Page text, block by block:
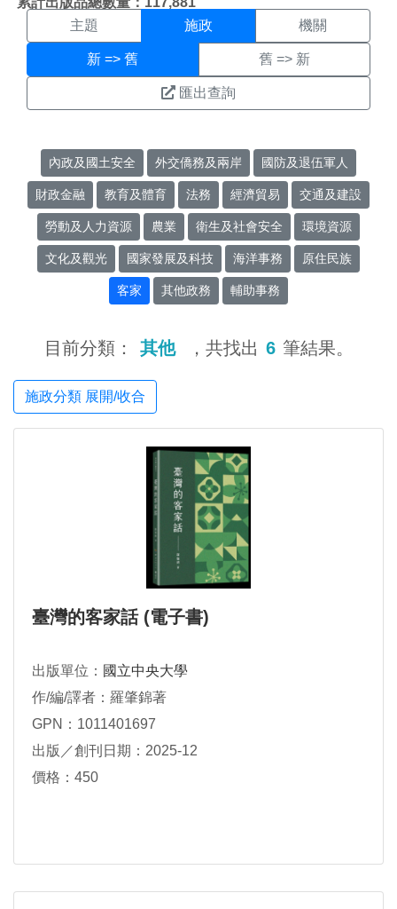
主題 施政 機關
新 => 舊 舊 => 新
匯出查詢
內政及國土安全 外交僑務及兩岸 國防及退伍軍人
財政金融 教育及體育 法務 經濟貿易 交通及建設
勞動及人力資源 農業 衛生及社會安全 環境資源
文化及觀光 國家發展及科技 海洋事務 原住民族
客家 其他政務 輔助事務
目前分類： 其他 ，共找出 6 筆結果。
施政分類 展開/收合
臺灣的客家話 (電子書)
出版單位： 國立中央大學
作/編/譯者：羅肇錦著
GPN：1011401697
出版／創刊日期：2025-12
價格：450